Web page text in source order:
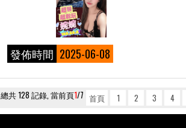
發佈時間 2025-06-08
總共 128 記錄, 當前頁1/7 首頁 1 2 3 4